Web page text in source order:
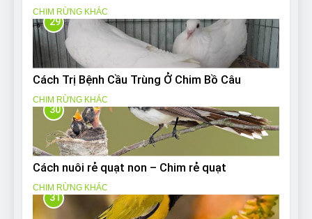
CHIM RỪNG KHÁC
29
Cách Trị Bệnh Cầu Trùng Ở Chim Bồ Câu
CHIM RỪNG KHÁC
30
Cách nuôi rẻ quạt non – Chim rẻ quạt
CHIM RỪNG KHÁC
31